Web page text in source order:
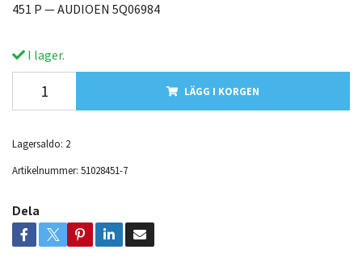
451 P — AUDIOEN 5Q06984
I lager.
LÄGG I KORGEN
Lagersaldo: 2
Artikelnummer: 51028451-7
Dela